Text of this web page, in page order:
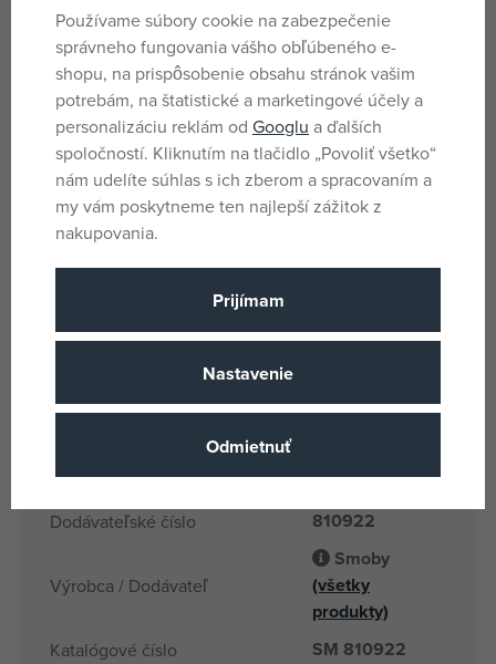
počasia. Možno ľahko pripevniť.
Súprava je vyrobená z vysoko kvalitného plastu odolnému
voči UV žiareniu a je obzvlášť odolná voči
poveternostným vplyvom a vyblednutiu.
Parametre
Materiál Plast
Názov podskupiny tovaru
Vek od 2 rokov
EANs 3032168109223
Dodávateľské číslo 810922
Výrobca / Dodávateľ
Smoby
(všetky
produkty)
Katalógové číslo SM 810922
Používame súbory cookie na zabezpečenie
správneho fungovania vášho obľúbeného e-
shopu, na prispôsobenie obsahu stránok vašim
potrebám, na štatistické a marketingové účely a
personalizáciu reklám od Googlu a ďalších
spoločností. Kliknutím na tlačidlo „Povoliť všetko“
nám udelíte súhlas s ich zberom a spracovaním a
my vám poskytneme ten najlepší zážitok z
nakupovania.
Prijímam
Nastavenie
Odmietnuť